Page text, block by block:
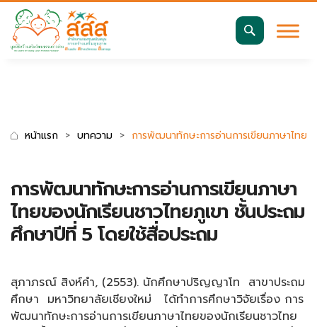
มาตรฐานการเข้าถึงเว็บ WCAG 2.2 AA
หน้าแรก บทความ การพัฒนาทักษะการอ่านการเขียนภาษาไทย
การพัฒนาทักษะการอ่านการเขียนภาษา
ไทยของนักเรียนชาวไทยภูเขา ชั้นประถม
ศึกษาปีที่ 5 โดยใช้สื่อประถม
สุภาภรณ์ สิงห์คำ, (2553). นักศึกษาปริญญาโท สาขาประถม
ศึกษา มหาวิทยาลัยเชียงใหม่ ได้ทำการศึกษาวิจัยเรื่อง การ
พัฒนาทักษะการอ่านการเขียนภาษาไทยของนักเรียนชาวไทย